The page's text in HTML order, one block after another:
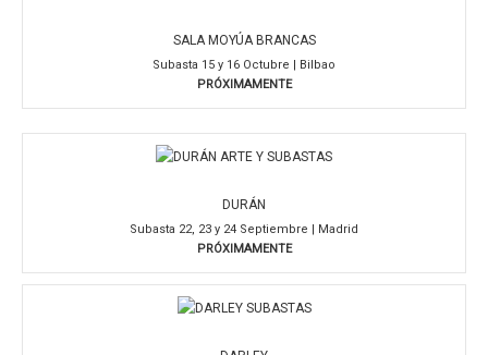
SALA MOYÚA BRANCAS
Subasta 15 y 16 Octubre | Bilbao
PRÓXIMAMENTE
DURÁN
Subasta 22, 23 y 24 Septiembre | Madrid
PRÓXIMAMENTE